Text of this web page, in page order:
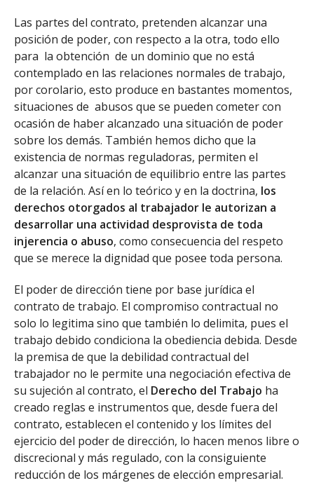
Las partes del contrato, pretenden alcanzar una
posición de poder, con respecto a la otra, todo ello
para la obtención de un dominio que no está
contemplado en las relaciones normales de trabajo,
por corolario, esto produce en bastantes momentos,
situaciones de abusos que se pueden cometer con
ocasión de haber alcanzado una situación de poder
sobre los demás. También hemos dicho que la
existencia de normas reguladoras, permiten el
alcanzar una situación de equilibrio entre las partes
de la relación. Así en lo teórico y en la doctrina, los
derechos otorgados al trabajador le autorizan a
desarrollar una actividad desprovista de toda
injerencia o abuso, como consecuencia del respeto
que se merece la dignidad que posee toda persona.
El poder de dirección tiene por base jurídica el
contrato de trabajo. El compromiso contractual no
solo lo legitima sino que también lo delimita, pues el
trabajo debido condiciona la obediencia debida. Desde
la premisa de que la debilidad contractual del
trabajador no le permite una negociación efectiva de
su sujeción al contrato, el Derecho del Trabajo ha
creado reglas e instrumentos que, desde fuera del
contrato, establecen el contenido y los límites del
ejercicio del poder de dirección, lo hacen menos libre o
discrecional y más regulado, con la consiguiente
reducción de los márgenes de elección empresarial.